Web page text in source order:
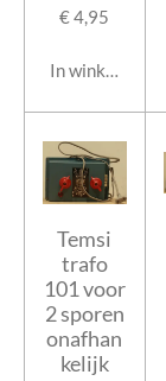
€ 4,95
In winkelwagen
Temsi
trafo
101 voor
2 sporen
onafhan
kelijk